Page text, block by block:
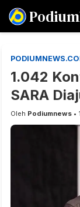
1.042
SARA
Oleh Podiumnews •